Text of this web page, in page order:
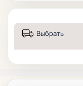
Выбрать